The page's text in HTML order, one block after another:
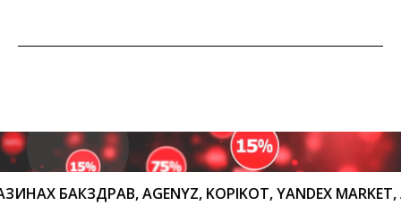
AGENYZ, KOPIKOT, YANDEX MARKET,